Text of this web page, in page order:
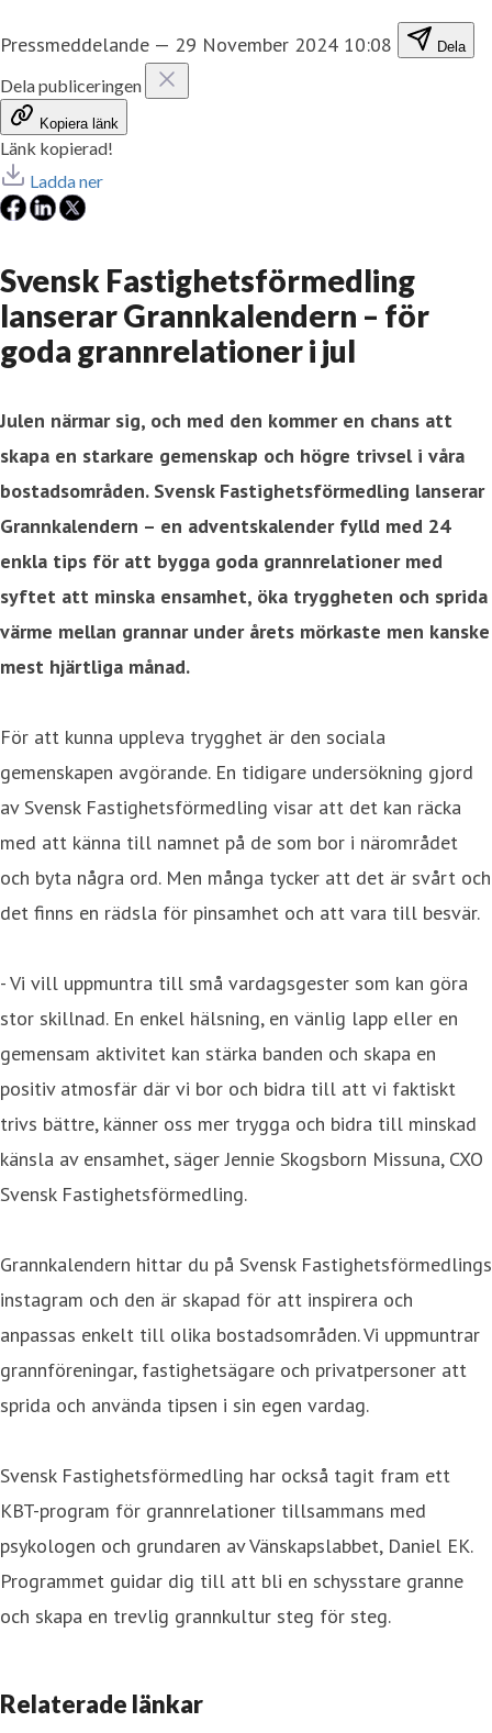
Pressmeddelande — 29 November 2024 10:08 Dela
Dela publiceringen
Kopiera länk
Länk kopierad!
Ladda ner
Svensk Fastighetsförmedling
lanserar Grannkalendern – för
goda grannrelationer i jul
Julen närmar sig, och med den kommer en chans att
skapa en starkare gemenskap och högre trivsel i våra
bostadsområden. Svensk Fastighetsförmedling lanserar
Grannkalendern – en adventskalender fylld med 24
enkla tips för att bygga goda grannrelationer med
syftet att minska ensamhet, öka tryggheten och sprida
värme mellan grannar under årets mörkaste men kanske
mest hjärtliga månad.
För att kunna uppleva trygghet är den sociala
gemenskapen avgörande. En tidigare undersökning gjord
av Svensk Fastighetsförmedling visar att det kan räcka
med att känna till namnet på de som bor i närområdet
och byta några ord. Men många tycker att det är svårt och
det finns en rädsla för pinsamhet och att vara till besvär.
- Vi vill uppmuntra till små vardagsgester som kan göra
stor skillnad. En enkel hälsning, en vänlig lapp eller en
gemensam aktivitet kan stärka banden och skapa en
positiv atmosfär där vi bor och bidra till att vi faktiskt
trivs bättre, känner oss mer trygga och bidra till minskad
känsla av ensamhet, säger Jennie Skogsborn Missuna, CXO
Svensk Fastighetsförmedling.
Grannkalendern hittar du på Svensk Fastighetsförmedlings
instagram och den är skapad för att inspirera och
anpassas enkelt till olika bostadsområden. Vi uppmuntrar
grannföreningar, fastighetsägare och privatpersoner att
sprida och använda tipsen i sin egen vardag.
Svensk Fastighetsförmedling har också tagit fram ett
KBT-program för grannrelationer tillsammans med
psykologen och grundaren av Vänskapslabbet, Daniel EK.
Programmet guidar dig till att bli en schysstare granne
och skapa en trevlig grannkultur steg för steg.
Relaterade länkar